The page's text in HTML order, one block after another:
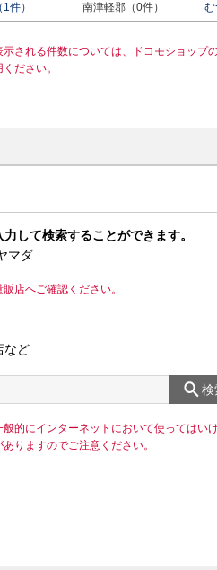
件） 南津軽郡（0件） む
示される件数については、ドコモショッ
ださい。
して検索することができます。
マダ
店へご確認ください。
など
検
的にインターネットにおいて使ってはい
りますのでご注意ください。